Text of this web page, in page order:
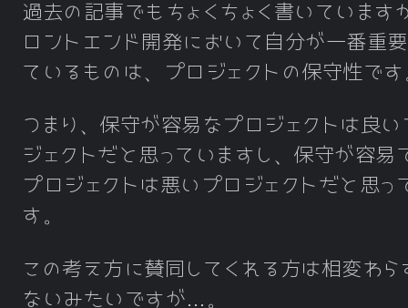
過去の記事でもちょくちょく書いています
ロントエンド開発において自分が一番重
ているものは、プロジェクトの保守性です
つまり、保守が容易なプロジェクトは良い
ジェクトだと思っていますし、保守が容易
プロジェクトは悪いプロジェクトだと思っ
す。
この考え方に賛同してくれる方は相変わら
ないみたいですが…。